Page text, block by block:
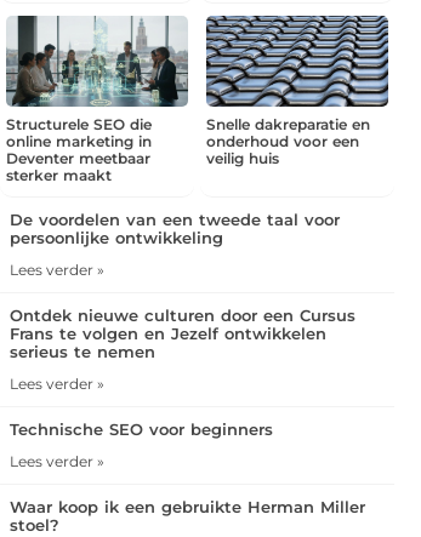
Structurele SEO die
online marketing in
Deventer meetbaar
sterker maakt
Snelle dakreparatie en
onderhoud voor een
veilig huis
De voordelen van een tweede taal voor
persoonlijke ontwikkeling
Lees verder »
Ontdek nieuwe culturen door een Cursus
Frans te volgen en Jezelf ontwikkelen
serieus te nemen
Lees verder »
Technische SEO voor beginners
Lees verder »
Waar koop ik een gebruikte Herman Miller
stoel?